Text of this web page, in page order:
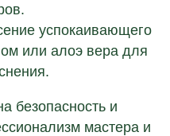
успокаивающего
или алоэ вера для
безопасность и
мастера и